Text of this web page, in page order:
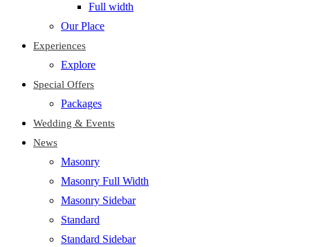
Full width
Our Place
Experiences
Explore
Special Offers
Packages
Wedding & Events
News
Masonry
Masonry Full Width
Masonry Sidebar
Standard
Standard Sidebar